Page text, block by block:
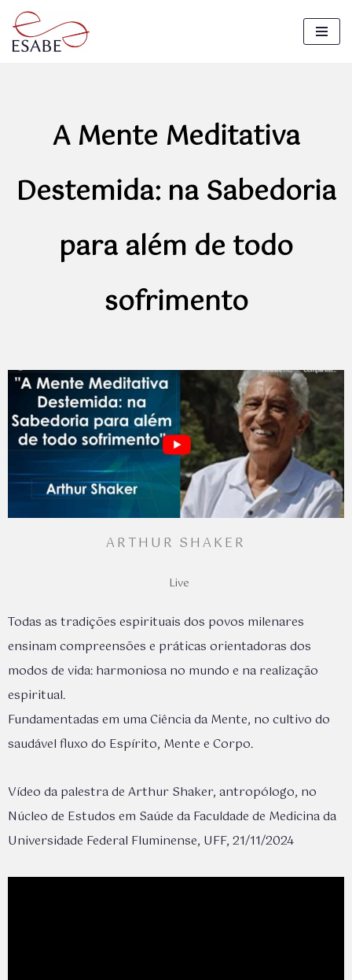
Pular
A Mente Meditativa
Destemida: na Sabedoria
para além de todo
sofrimento
ARTHUR SHAKER
Live
Todas as tradições espirituais dos povos milenares
ensinam compreensões e práticas orientadoras dos
modos de vida: harmoniosa no mundo e na realização
espiritual.
Fundamentadas em uma Ciência da Mente, no cultivo do
saudável fluxo do Espírito, Mente e Corpo.
Vídeo da palestra de Arthur Shaker, antropólogo, no
Núcleo de Estudos em Saúde da Faculdade de Medicina da
Universidade Federal Fluminense, UFF, 21/11/2024